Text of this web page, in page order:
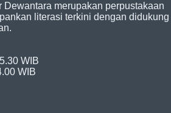
Dewantara merupakan perpustakaan
literasi terkini dengan didukung
WIB
WIB